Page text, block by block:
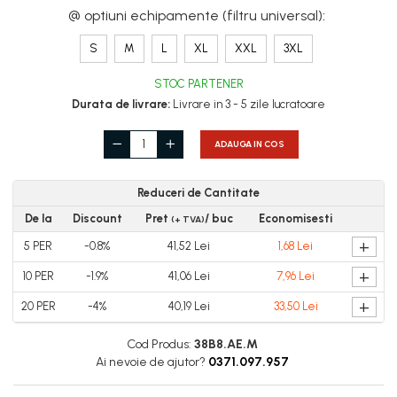
Combinezoane Reflectorizante (HI-
Tricouri si bluze reflectorizante (HI-
reflectorizante (HI-VIS)
Accesorii reflectorizante (HI-VIS)
Îmbrăcăminte ANTICHIMICĂ |
Costume | Combinezoane
Antichimice | Multirisc
Halate | Sorturi Antichimice | Multirisc
Jachete | Bluze Antichimice | Multirisc
Pantaloni Antichimici | Multirisc
Îmbrăcăminte IGNIFUGĂ
(ANTI-FLACĂRĂ)
@ optiuni echipamente (filtru universal):
S M XL XXL 3XL
STOC PARTENER
Durata de livrare: Livrare in 3 - 5 zile lucratoare
ADAUGA IN COS
Reduceri de Cantitate
De la
Discount Pret (+ TVA)/ buc Economisesti
5 PER -0.8% 41,52 Lei 1,68 Lei +
10PER -1.9% 41,06 Lei 7,96 Lei +
20PER -4% 40,19 Lei 33,50 Lei +
Cod Produs: 38B8.AE.M
Ai nevoie de ajutor? 0371.097.957